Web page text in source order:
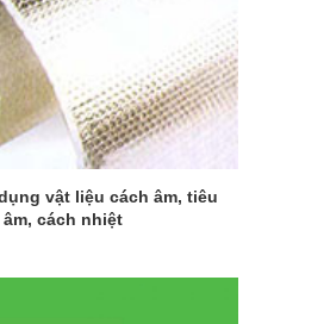
vật liệu cách âm, tiêu
âm, cách nhiệt